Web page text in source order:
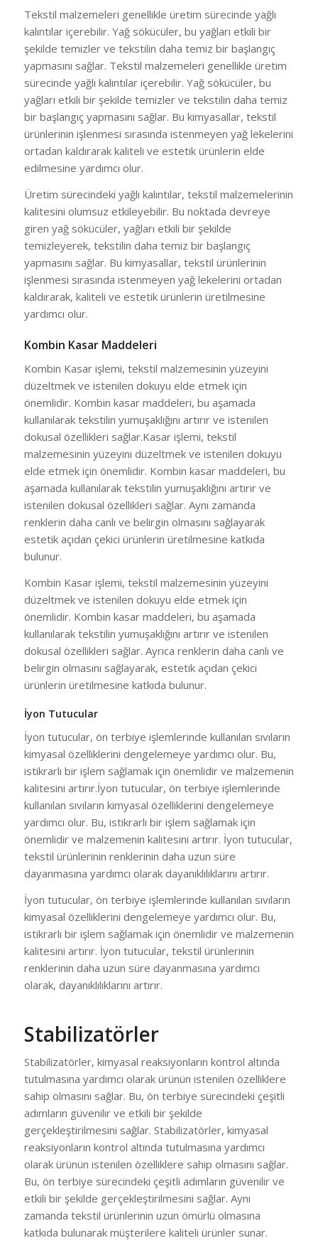
Tekstil malzemeleri genellikle üretim sürecinde yağlı
kalıntılar içerebilir. Yağ sökücüler, bu yağları etkili bir
şekilde temizler ve tekstilin daha temiz bir başlangıç
yapmasını sağlar. Tekstil malzemeleri genellikle üretim
sürecinde yağlı kalıntılar içerebilir. Yağ sökücüler, bu
yağları etkili bir şekilde temizler ve tekstilin daha temiz
bir başlangıç yapmasını sağlar. Bu kimyasallar, tekstil
ürünlerinin işlenmesi sırasında istenmeyen yağ lekelerini
ortadan kaldırarak kaliteli ve estetik ürünlerin elde
edilmesine yardımcı olur.
Üretim sürecindeki yağlı kalıntılar, tekstil malzemelerinin
kalitesini olumsuz etkileyebilir. Bu noktada devreye
giren yağ sökücüler, yağları etkili bir şekilde
temizleyerek, tekstilin daha temiz bir başlangıç
yapmasını sağlar. Bu kimyasallar, tekstil ürünlerinin
işlenmesi sırasında istenmeyen yağ lekelerini ortadan
kaldırarak, kaliteli ve estetik ürünlerin üretilmesine
yardımcı olur.
Kombin Kasar Maddeleri
Kombin Kasar işlemi, tekstil malzemesinin yüzeyini
düzeltmek ve istenilen dokuyu elde etmek için
önemlidir. Kombin kasar maddeleri, bu aşamada
kullanılarak tekstilin yumuşaklığını artırır ve istenilen
dokusal özellikleri sağlar.Kasar işlemi, tekstil
malzemesinin yüzeyini düzeltmek ve istenilen dokuyu
elde etmek için önemlidir. Kombin kasar maddeleri, bu
aşamada kullanılarak tekstilin yumuşaklığını artırır ve
istenilen dokusal özellikleri sağlar. Aynı zamanda
renklerin daha canlı ve belirgin olmasını sağlayarak
estetik açıdan çekici ürünlerin üretilmesine katkıda
bulunur.
Kombin Kasar işlemi, tekstil malzemesinin yüzeyini
düzeltmek ve istenilen dokuyu elde etmek için
önemlidir. Kombin kasar maddeleri, bu aşamada
kullanılarak tekstilin yumuşaklığını artırır ve istenilen
dokusal özellikleri sağlar. Ayrıca renklerin daha canlı ve
belirgin olmasını sağlayarak, estetik açıdan çekici
ürünlerin üretilmesine katkıda bulunur.
İyon Tutucular
İyon tutucular, ön terbiye işlemlerinde kullanılan sıvıların
kimyasal özelliklerini dengelemeye yardımcı olur. Bu,
istikrarlı bir işlem sağlamak için önemlidir ve malzemenin
kalitesini artırır.İyon tutucular, ön terbiye işlemlerinde
kullanılan sıvıların kimyasal özelliklerini dengelemeye
yardımcı olur. Bu, istikrarlı bir işlem sağlamak için
önemlidir ve malzemenin kalitesini artırır. İyon tutucular,
tekstil ürünlerinin renklerinin daha uzun süre
dayanmasına yardımcı olarak dayanıklılıklarını artırır.
İyon tutucular, ön terbiye işlemlerinde kullanılan sıvıların
kimyasal özelliklerini dengelemeye yardımcı olur. Bu,
istikrarlı bir işlem sağlamak için önemlidir ve malzemenin
kalitesini artırır. İyon tutucular, tekstil ürünlerinin
renklerinin daha uzun süre dayanmasına yardımcı
olarak, dayanıklılıklarını artırır.
Stabilizatörler
Stabilizatörler, kimyasal reaksiyonların kontrol altında
tutulmasına yardımcı olarak ürünün istenilen özelliklere
sahip olmasını sağlar. Bu, ön terbiye sürecindeki çeşitli
adımların güvenilir ve etkili bir şekilde
gerçekleştirilmesini sağlar. Stabilizatörler, kimyasal
reaksiyonların kontrol altında tutulmasına yardımcı
olarak ürünün istenilen özelliklere sahip olmasını sağlar.
Bu, ön terbiye sürecindeki çeşitli adımların güvenilir ve
etkili bir şekilde gerçekleştirilmesini sağlar. Aynı
zamanda tekstil ürünlerinin uzun ömürlü olmasına
katkıda bulunarak müşterilere kaliteli ürünler sunar.